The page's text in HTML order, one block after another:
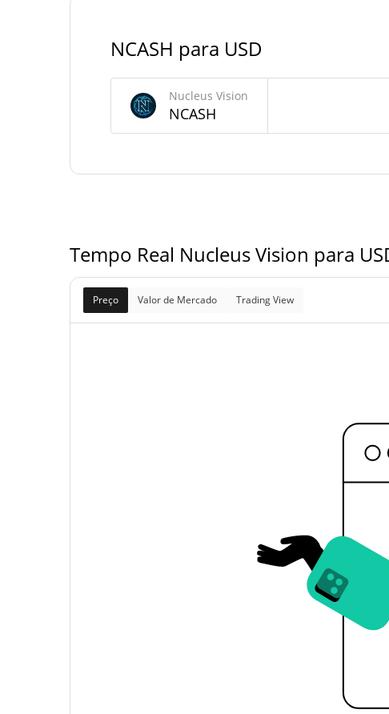
Nucleus Vision Capitalização de mercado
NCASH para USD
Nucleus Vision
NCASH
Tempo Real Nucleus Vision para
Preço Valor de Mercado Trading View